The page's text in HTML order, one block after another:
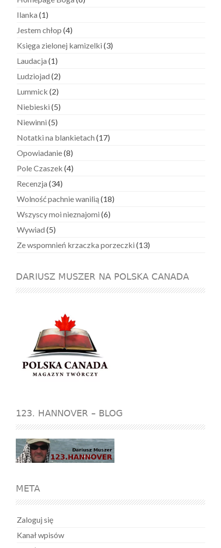
Ilanka (1)
Jestem chłop (4)
Księga zielonej kamizelki (3)
Laudacja (1)
Ludziojad (2)
Lummick (2)
Niebieski (5)
Niewinni (5)
Notatki na blankietach (17)
Opowiadanie(8)
Pole Czaszek (4)
Recenzja (34)
Wolność pachnie wanilią (18)
Wszyscy moi nieznajomi (6)
Wywiad (5)
Ze wspomnień krzaczka porzeczki (13)
DARIUSZ MUSZER NA POLSKA CANADA
123. HANNOVER – BLOG
META
Zaloguj się
Kanał wpisów